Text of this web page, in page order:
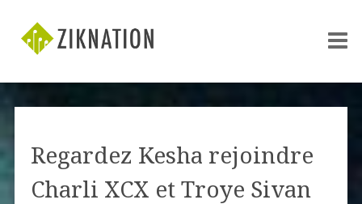
Regardez Kesha rejoindre
Charli XCX et Troye Sivan